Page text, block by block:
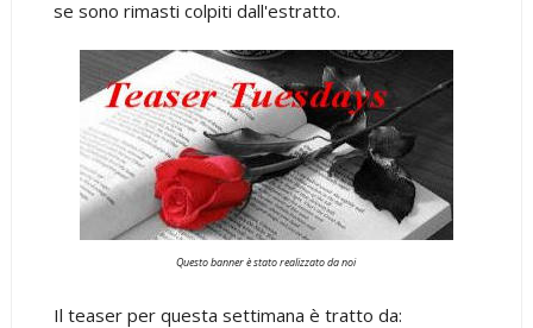
se sono rimasti colpiti dall'estratto.
Questo banner è stato realizzato da noi
Il teaser per questa settimana è tratto da: